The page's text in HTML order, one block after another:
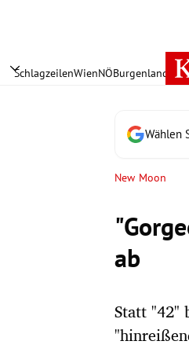
SchlagzeilenWienNÖBurgenland
Wählen
New Moon
ab
Statt "42"